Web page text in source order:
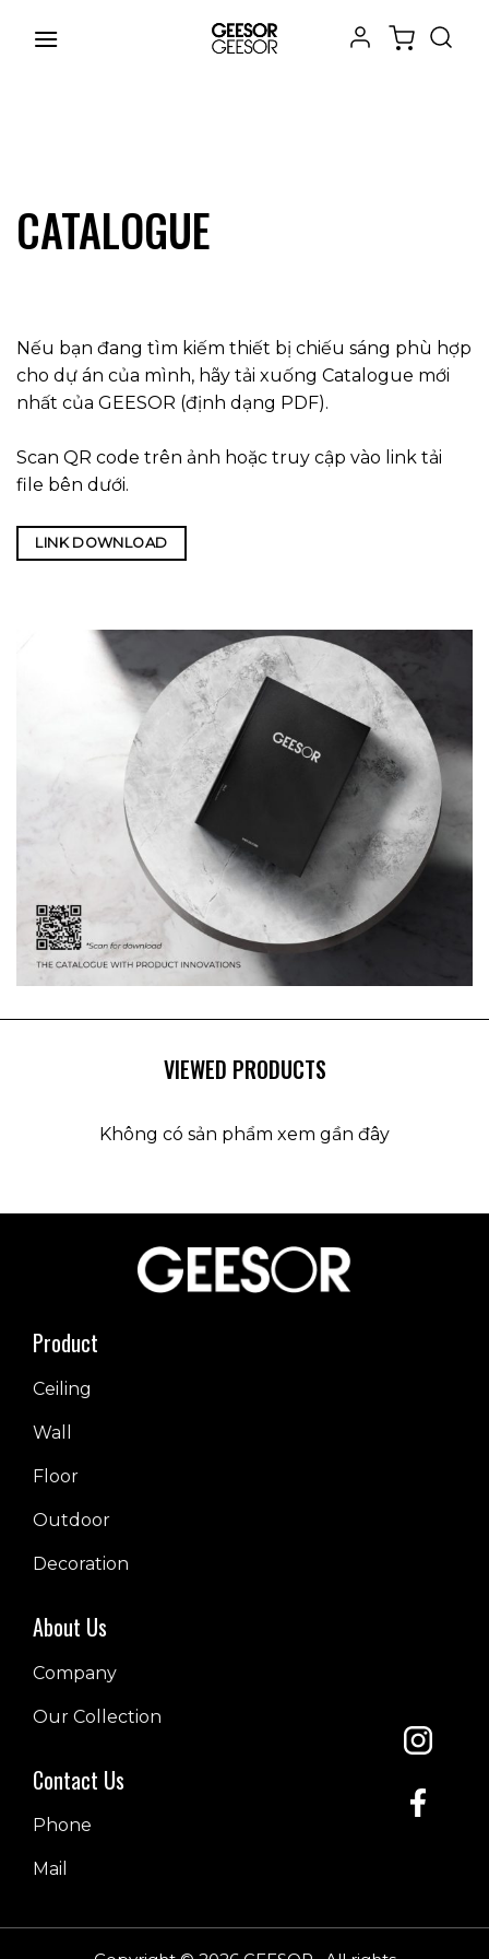
CATALOGUE
Nếu bạn đang tìm kiếm thiết bị chiếu sáng phù hợp
cho dự án của mình, hãy tải xuống Catalogue mới
nhất của GEESOR (định dạng PDF).
Scan QR code trên ảnh hoặc truy cập vào link tải
file bên dưới.
LINK DOWNLOAD
VIEWED PRODUCTS
Không có sản phẩm xem gần đây
Product
Ceiling
Wall
Floor
Outdoor
Decoration
About Us
Company
Our Collection
Contact Us
Phone
Mail